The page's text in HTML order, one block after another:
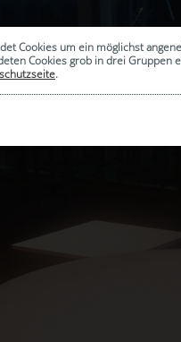
Cookies um ein möglichst
Cookies grob in drei
.